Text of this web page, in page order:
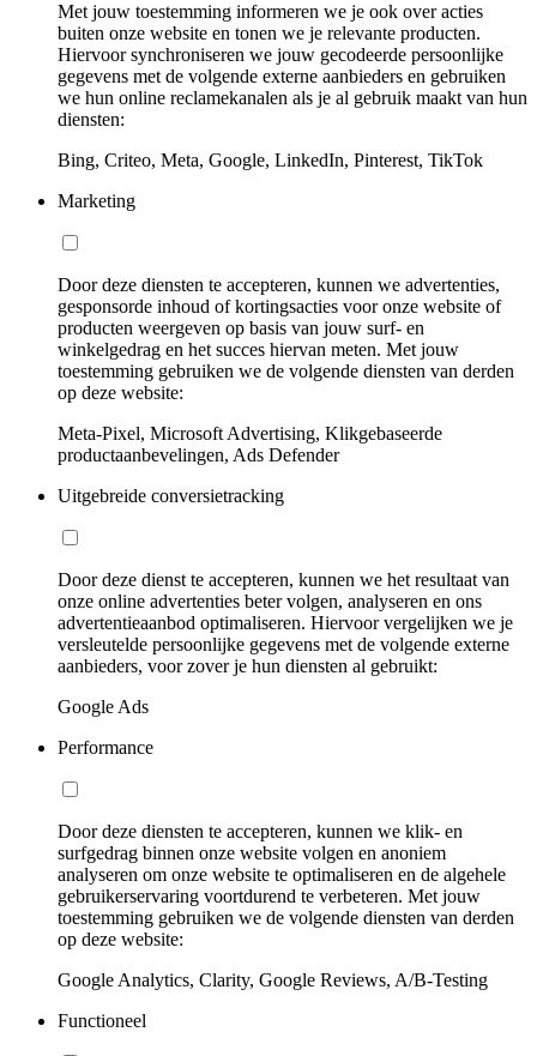
Met jouw toestemming informeren we je ook over acties
buiten onze website en tonen we je relevante producten.
Hiervoor synchroniseren we jouw gecodeerde persoonlijke
gegevens met de volgende externe aanbieders en gebruiken
we hun online reclamekanalen als je al gebruik maakt van hun
diensten:
Bing, Criteo, Meta, Google, LinkedIn, Pinterest, TikTok
Marketing
Door deze diensten te accepteren, kunnen we advertenties,
gesponsorde inhoud of kortingsacties voor onze website of
producten weergeven op basis van jouw surf- en
winkelgedrag en het succes hiervan meten. Met jouw
toestemming gebruiken we de volgende diensten van derden
op deze website:
Meta-Pixel, Microsoft Advertising, Klikgebaseerde
productaanbevelingen, Ads Defender
Uitgebreide conversietracking
Door deze dienst te accepteren, kunnen we het resultaat van
onze online advertenties beter volgen, analyseren en ons
advertentieaanbod optimaliseren. Hiervoor vergelijken we je
versleutelde persoonlijke gegevens met de volgende externe
aanbieders, voor zover je hun diensten al gebruikt:
Google Ads
Performance
Door deze diensten te accepteren, kunnen we klik- en
surfgedrag binnen onze website volgen en anoniem
analyseren om onze website te optimaliseren en de algehele
gebruikerservaring voortdurend te verbeteren. Met jouw
toestemming gebruiken we de volgende diensten van derden
op deze website:
Google Analytics, Clarity, Google Reviews, A/B-Testing
Functioneel